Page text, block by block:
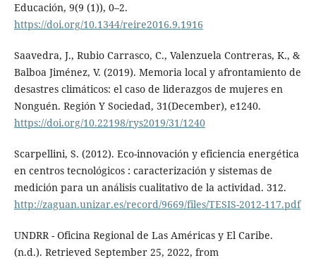
Educación, 9(9 (1)), 0–2.
https://doi.org/10.1344/reire2016.9.1916
Saavedra, J., Rubio Carrasco, C., Valenzuela Contreras, K., &
Balboa Jiménez, V. (2019). Memoria local y afrontamiento de
desastres climáticos: el caso de liderazgos de mujeres en
Nonguén. Región Y Sociedad, 31(December), e1240.
https://doi.org/10.22198/rys2019/31/1240
Scarpellini, S. (2012). Eco-innovación y eficiencia energética
en centros tecnológicos : caracterización y sistemas de
medición para un análisis cualitativo de la actividad. 312.
http://zaguan.unizar.es/record/9669/files/TESIS-2012-117.pdf
UNDRR - Oficina Regional de Las Américas y El Caribe.
(n.d.). Retrieved September 25, 2022, from